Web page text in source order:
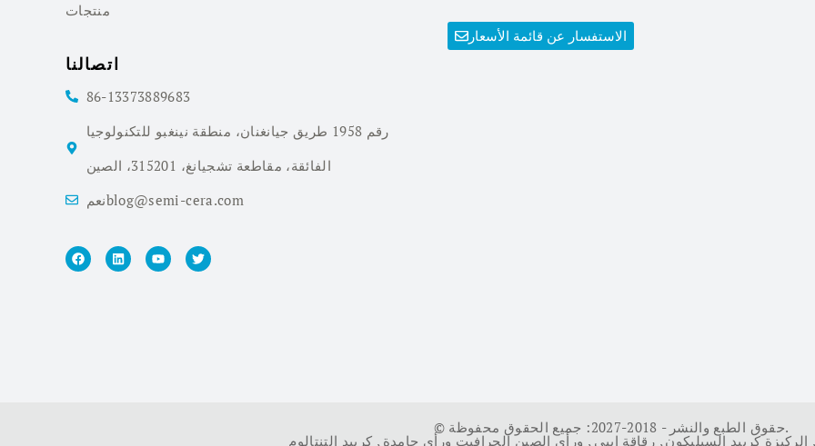
منتجات
الاستفسار عن قائمة الأسعار
اتصالنا
86-13373889683
رقم 1958 طريق جيانغنان، منطقة نينغبو للتكنولوجيا
الفائقة، مقاطعة تشجيانغ، 315201، الصين
نعمblog@semi-cera.com
© حقوق الطبع والنشر - 2018-2027: جميع الحقوق محفوظة.
, الركيزة كربيد السيليكون, رقاقة إيبي, ورأى الصين الجرافيت ورأى جامدة,